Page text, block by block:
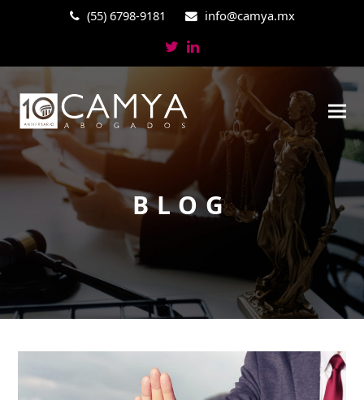
(55) 6798-9181 info@camya.mx
TwitterLinkedIn
BLOG